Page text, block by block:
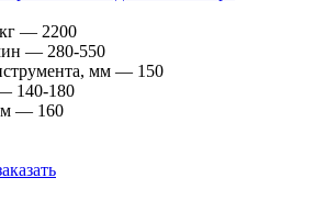
— 2200
— 280-550
мм — 150
140-180
— 160